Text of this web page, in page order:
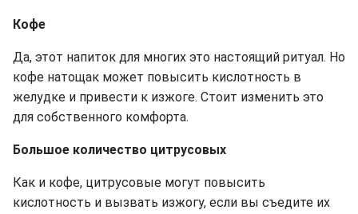
Кофе
Да, этот напиток для многих это настоящий ритуал. Но
кофе натощак может повысить кислотность в
желудке и привести к изжоге. Стоит изменить это
для собственного комфорта.
Большое количество цитрусовых
Как и кофе, цитрусовые могут повысить
кислотность и вызвать изжогу, если вы съедите их